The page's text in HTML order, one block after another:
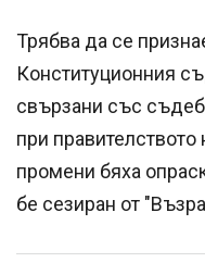
Трябва да се
Конституционния
свързани със
при
промени бяха
бе сезиран от